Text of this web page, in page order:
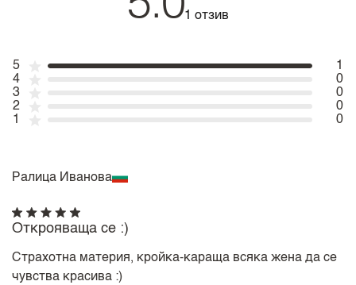
1 отзив
5
1
4
0
3
0
2
0
1
0
Ралица Иванова
Открояваща се :)
Страхотна материя, кройка-караща всяка жена да се
чувства красива :)